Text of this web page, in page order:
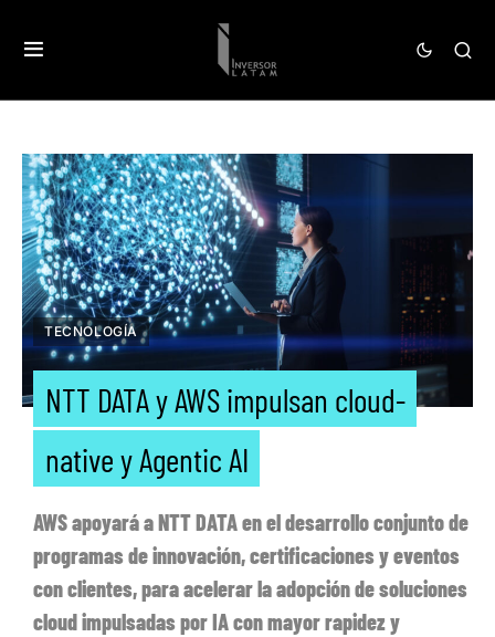
TECNOLOGÍA
NTT DATA y AWS impulsan cloud-
native y Agentic AI
AWS apoyará a NTT DATA en el desarrollo conjunto de
programas de innovación, certificaciones y eventos
con clientes, para acelerar la adopción de soluciones
cloud impulsadas por IA con mayor rapidez y